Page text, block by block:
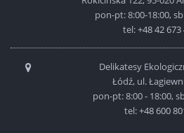
pon-pt: 8:00-18:00,
tel:+48 42 673
Delikatesy
Łódź, ul.
pon-pt: 8:00 - 18:00,
tel:+48 600